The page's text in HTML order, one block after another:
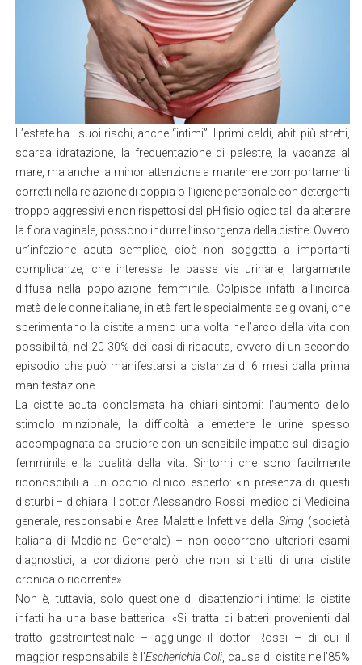
L’estate ha i suoi rischi, anche “intimi”. I primi caldi, abiti più stretti,
scarsa idratazione, la frequentazione di palestre, la vacanza al
mare, ma anche la minor attenzione a mantenere comportamenti
corretti nella relazione di coppia o l’igiene personale con detergenti
troppo aggressivi e non rispettosi del pH fisiologico tali da alterare
la flora vaginale, possono indurre l’insorgenza della cistite. Ovvero
un’infezione acuta semplice, cioè non soggetta a importanti
complicanze, che interessa le basse vie urinarie, largamente
diffusa nella popolazione femminile. Colpisce infatti all’incirca
metà delle donne italiane, in età fertile specialmente se giovani, che
sperimentano la cistite almeno una volta nell’arco della vita con
possibilità, nel 20-30% dei casi di ricaduta, ovvero di un secondo
episodio che può manifestarsi a distanza di 6 mesi dalla prima
manifestazione.
La cistite acuta conclamata ha chiari sintomi: l’aumento dello
stimolo minzionale, la difficoltà a emettere le urine spesso
accompagnata da bruciore con un sensibile impatto sul disagio
femminile e la qualità della vita. Sintomi che sono facilmente
riconoscibili a un occhio clinico esperto: «In presenza di questi
disturbi – dichiara il dottor Alessandro Rossi, medico di Medicina
generale, responsabile Area Malattie Infettive della Simg (società
Italiana di Medicina Generale) – non occorrono ulteriori esami
diagnostici, a condizione però che non si tratti di una cistite
cronica o ricorrente».
Non è, tuttavia, solo questione di disattenzioni intime: la cistite
infatti ha una base batterica. «Si tratta di batteri provenienti dal
tratto gastrointestinale – aggiunge il dottor Rossi – di cui il
maggior responsabile è l’Escherichia Coli, causa di cistite nell’85%